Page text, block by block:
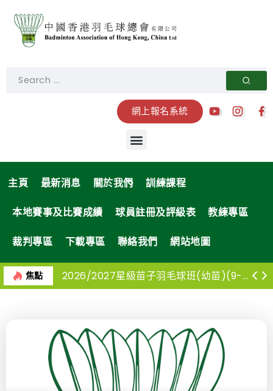
網上報名系統
主頁 最新消息 關於我們 訓練課程
本地賽事及比賽成績 球員註冊及評級表 教練專區
裁判專區 下載專區 聯絡我們 網站地圖
焦點 2026/2027星級苗子羽毛球班(幼苗)(9-12月)